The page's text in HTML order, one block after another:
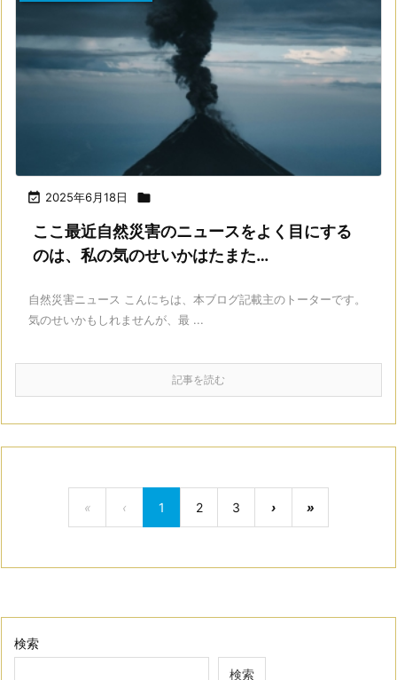
 2025年6月18日 
ここ最近自然災害のニュースをよく目にする
のは、私の気のせいかはたまた…
自然災害ニュース こんにちは、本ブログ記載主のトーターです。
気のせいかもしれませんが、最 ...
記事を読む
« ‹ 1 2 3 › »
検索
検索